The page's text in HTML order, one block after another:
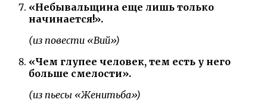
«Небывальщина еще лишь только
начинается!».
(из повести «Вий»)
«Чем глупее человек, тем есть у него
больше смелости».
(из пьесы «Женитьба»)